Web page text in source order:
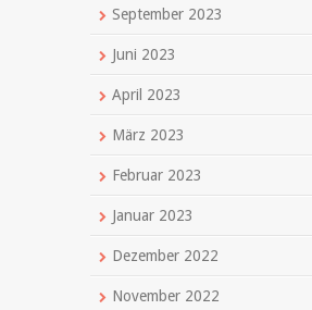
September 2023
Juni 2023
April 2023
März 2023
Februar 2023
Januar 2023
Dezember 2022
November 2022